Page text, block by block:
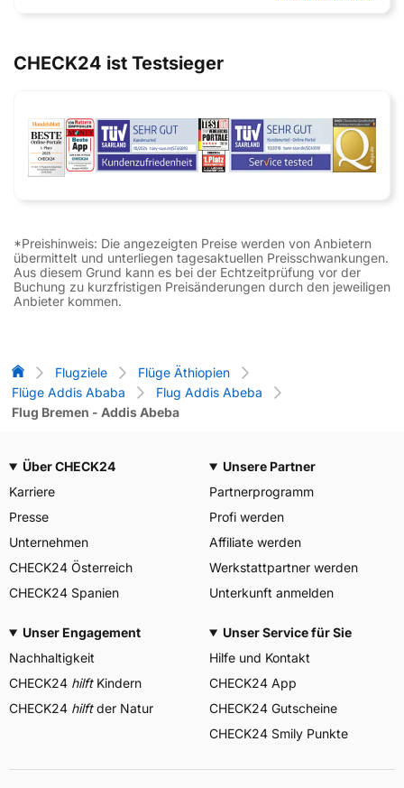
CHECK24 ist Testsieger
*Preishinweis: Die angezeigten Preise werden von Anbietern
übermittelt und unterliegen tagesaktuellen Preisschwankungen.
Aus diesem Grund kann es bei der Echtzeitprüfung vor der
Buchung zu kurzfristigen Preisänderungen durch den jeweiligen
Anbieter kommen.
Flug-Vergleich
Flugziele
Flüge Äthiopien
Flüge Addis Ababa
Flug Addis Abeba
Flug Bremen - Addis Abeba
Über CHECK24
Karriere
Presse
Unternehmen
CHECK24 Österreich
CHECK24 Spanien
Unsere Partner
Partnerprogramm
Profi werden
Affiliate werden
Werkstattpartner werden
Unterkunft anmelden
Unser Engagement
Nachhaltigkeit
CHECK24 hilftKindern
CHECK24 hilftder Natur
Unser Service für Sie
Hilfe und Kontakt
CHECK24 App
CHECK24 Gutscheine
CHECK24 Smily Punkte